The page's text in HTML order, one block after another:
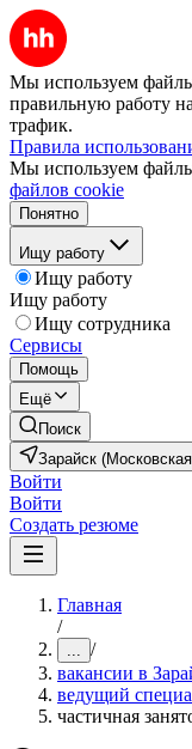
Мы используем
правильную работу
трафик.
Правила
Мы используем
файлов cookie
Понятно
Ищу работу
Ищу работу
Ищу работу
Ищу сотрудника
Сервисы
Помощь
Ещё
Поиск
Зарайск
Войти
Войти
Создать резюме
Главная
/
... /
вакансии в
ведущий
частичная